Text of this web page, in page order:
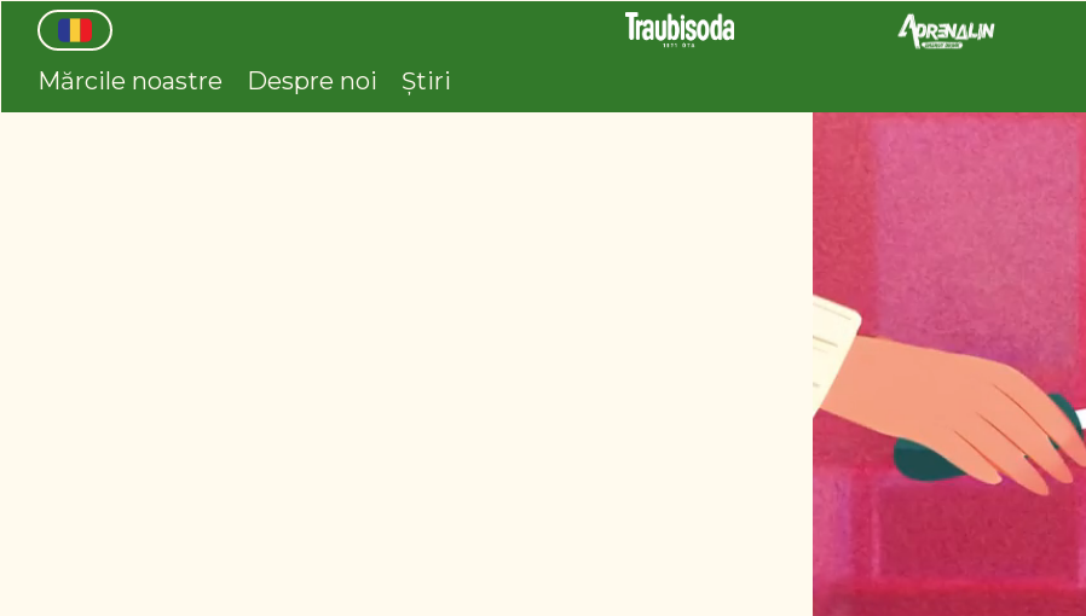
Mărcile noastre Despre noi Știri